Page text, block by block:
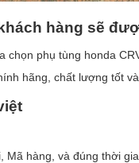
khách hàng sẽ đ
phụ tùng honda
hãng, chất lượng tốt
ệt
hàng, và đúng thời